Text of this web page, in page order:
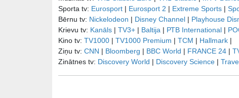
Sporta tv: Eurosport | Eurosport 2 | Extreme Sports |
Bērnu tv: Nickelodeon | Disney Channel | Playhouse
Krievu tv: Kanāls | TV3+ | Baltija | РТB International |
Kino tv: TV1000 | TV1000 Premium | TCM | Hallmark |
Ziņu tv: CNN | Bloomberg | BBC World | FRANCE 24 |
Zinātnes tv: Discovery World | Discovery Science |